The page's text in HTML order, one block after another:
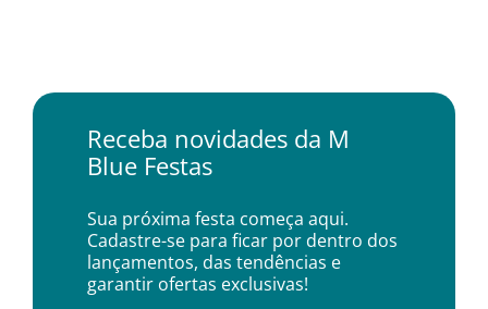
Receba novidades da M
Blue Festas
Sua próxima festa começa aqui.
Cadastre-se para ficar por dentro dos
lançamentos, das tendências e
garantir ofertas exclusivas!